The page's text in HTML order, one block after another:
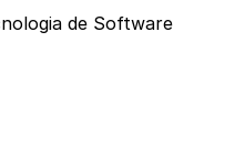
de Software